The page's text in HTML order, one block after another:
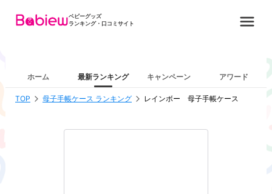
ベビーグッズ
ランキング・口コミサイト
ホーム 最新ランキング キャンペーン アワード
TOP 母子手帳ケース ランキング レインボー 母子手帳ケース